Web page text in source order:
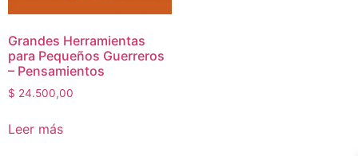
Grandes Herramientas
para Pequeños Guerreros
– Pensamientos
$ 24.500,00
Leer más